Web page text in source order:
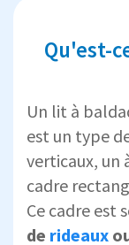
Qu'est-
Un lit à
est un type
verticaux, un
cadre
Ce cadre est
de rideaux